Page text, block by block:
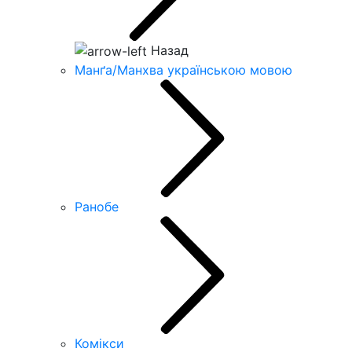
Назад
Манґа/Манхва українською мовою
Ранобе
Комікси